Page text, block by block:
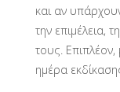
και αν
την επιμέλεια,
τους. Επιπλέον,
ημέρα